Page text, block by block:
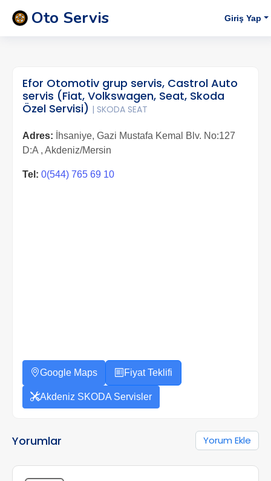
Oto Servis Giriş Yap
Efor Otomotiv grup servis, Castrol Auto
servis (Fiat, Volkswagen, Seat, Skoda
Özel Servisi) | SKODA SEAT
Adres: İhsaniye, Gazi Mustafa Kemal Blv. No:127
D:A , Akdeniz/Mersin
Tel: 0(544) 765 69 10
Google Maps Fiyat Teklifi
Akdeniz SKODA Servisler
Yorumlar Yorum Ekle